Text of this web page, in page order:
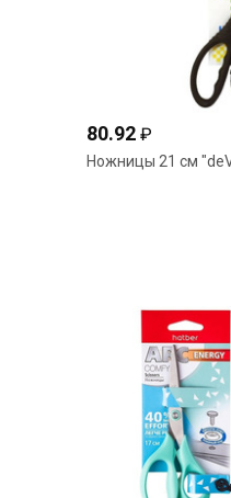
80.92 ₽
Ножницы 21 см